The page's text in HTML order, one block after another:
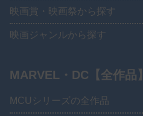
映画賞・映画祭から探す
映画ジャンルから探す
MARVEL・DC【全作品】
MCUシリーズの全作品